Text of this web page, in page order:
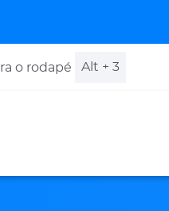
o rodapé Alt + 3